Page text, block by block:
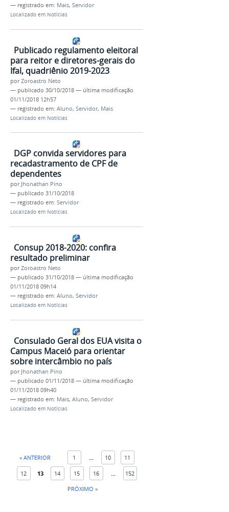
— registrado em: Mais, Servidor
Localizado em Notícias
Publicado regulamento eleitoral
para reitor e diretores-gerais do
Ifal, quadriênio 2019-2023
porZoroastro Neto
— publicado 30/10/2018 — última modificação
01/11/2018 12h57
— registrado em: Aluno, Servidor, Mais
Localizado em Notícias
DGP convida servidores para
recadastramento de CPF de
dependentes
por Jhonathan Pino
— publicado 31/10/2018
— registrado em: Servidor
Localizado em Notícias
Consup 2018-2020: confira
resultado preliminar
porZoroastro Neto
— publicado 31/10/2018 — última modificação
01/11/2018 09h14
— registrado em: Aluno, Servidor
Localizado em Notícias
Consulado Geral dos EUA visita o
Campus Maceió para orientar
sobre intercâmbio no país
por Jhonathan Pino
— publicado 01/11/2018 — última modificação
01/11/2018 09h40
— registrado em: Mais, Aluno, Servidor
Localizado em Notícias
« ANTERIOR 1 10 11
12 13 14 15 16
152
PRÓXIMO »